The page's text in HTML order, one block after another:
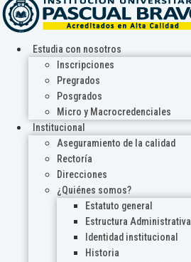
Estudia con nosotros
Inscripciones
Pregrados
Posgrados
Micro y Macrocredenciales
Institucional
Aseguramiento de la calidad
Rectoría
Direcciones
¿Quiénes somos?
Estatuto general
Estructura Administrativa
Identidad institucional
Historia